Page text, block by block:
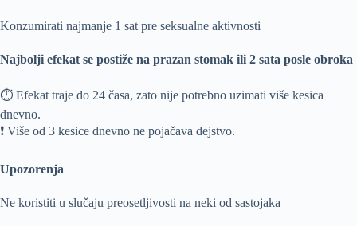
Konzumirati najmanje 1 sat pre seksualne aktivnosti
Najbolji efekat se postiže na prazan stomak ili 2 sata posle obroka
⏱ Efekat traje do 24 časa, zato nije potrebno uzimati više kesica
dnevno.
❗ Više od 3 kesice dnevno ne pojačava dejstvo.
Upozorenja
Ne koristiti u slučaju preosetljivosti na neki od sastojaka